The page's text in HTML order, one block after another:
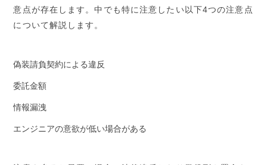
意点が存在します。中でも特に注意したい以下4つの注意点
について解説します。
偽装請負契約による違反
委託金額
情報漏洩
エンジニアの意欲が低い場合がある